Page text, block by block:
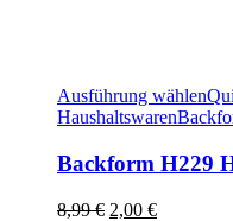
Ausführung wählen
Haushaltswaren
Backform H229
8,99€ Ursprünglicher
2,00 €Aktueller